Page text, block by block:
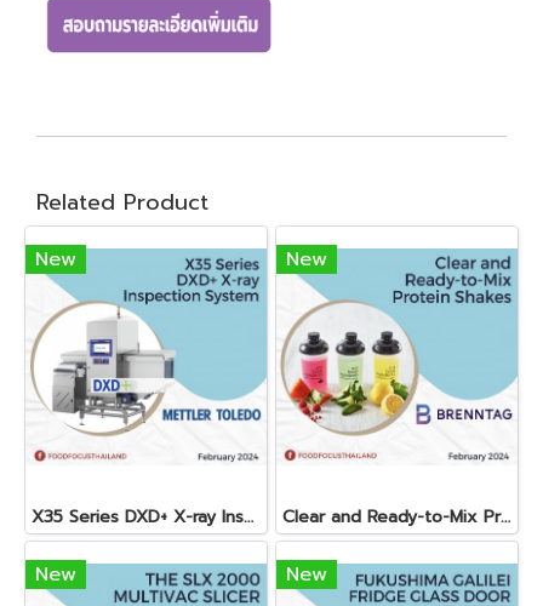
Related Product
New
X35 Series DXD+ X-ray Inspection System
New
Clear and Ready-to-Mix Protein Shakes
New New